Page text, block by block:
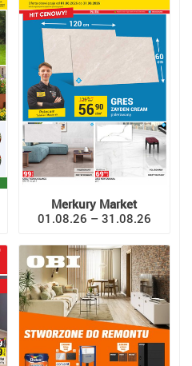
Merkury Market
01.08.26 – 31.08.26